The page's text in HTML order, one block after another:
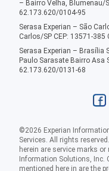
– Bairro Velha, Blumenau/
62.173.620/0104-95
Serasa Experian – São
Carlos/SP CEP: 13571-
Serasa Experian – Brasília
Paulo Sarasate Bairro Asa
62.173.620/0131-68
©2026 Experian
Services. All rights
herein are service marks
Information Solutions, Inc.
mentioned here in are the